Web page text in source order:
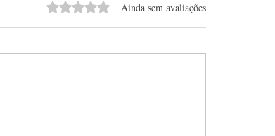
Avaliado com 0 de 5 estrelas.
Ainda sem avaliações